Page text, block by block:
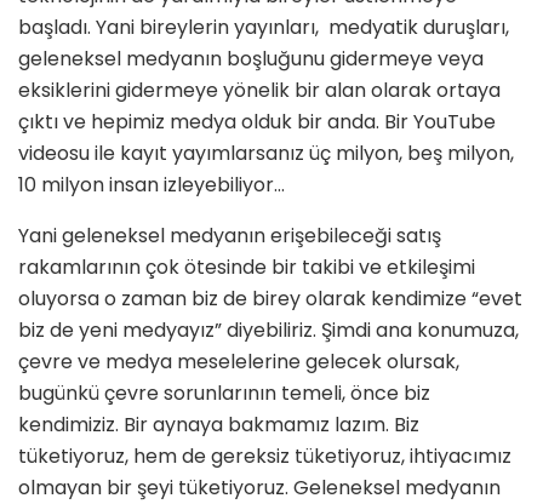
başladı. Yani bireylerin yayınları, medyatik duruşları,
geleneksel medyanın boşluğunu gidermeye veya
eksiklerini gidermeye yönelik bir alan olarak ortaya
çıktı ve hepimiz medya olduk bir anda. Bir YouTube
videosu ile kayıt yayımlarsanız üç milyon, beş milyon,
10 milyon insan izleyebiliyor…
Yani geleneksel medyanın erişebileceği satış
rakamlarının çok ötesinde bir takibi ve etkileşimi
oluyorsa o zaman biz de birey olarak kendimize “evet
biz de yeni medyayız” diyebiliriz. Şimdi ana konumuza,
çevre ve medya meselelerine gelecek olursak,
bugünkü çevre sorunlarının temeli, önce biz
kendimiziz. Bir aynaya bakmamız lazım. Biz
tüketiyoruz, hem de gereksiz tüketiyoruz, ihtiyacımız
olmayan bir şeyi tüketiyoruz. Geleneksel medyanın